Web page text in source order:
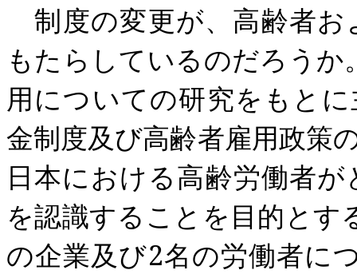
制度の変更が、高齢者お
もたらしているのだろうか
用についての研究をもと
金制度及び高齢者雇用政策
日本における高齢労働者
を認識することを目的とす
の企業及び2名の労働者に